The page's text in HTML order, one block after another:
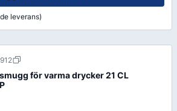
leverans)
för varma drycker 21 CL